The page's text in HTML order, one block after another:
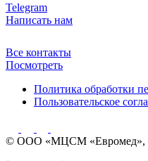
Telegram
Написать нам
Все контакты
Посмотреть
Политика обработки
Пользовательское
© ООО «МЦСМ «Евромед»,